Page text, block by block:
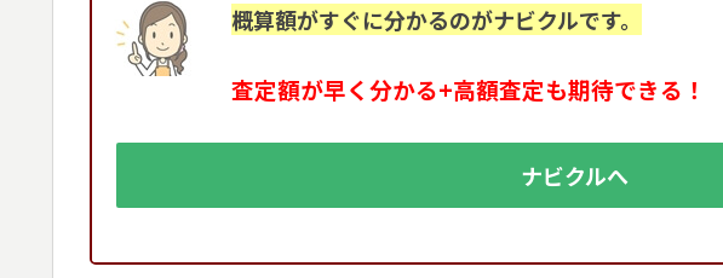
概算額がすぐに分かるのがナビクルです。
査定額が早く分かる+高額査定も期待できる！
ナビクルへ